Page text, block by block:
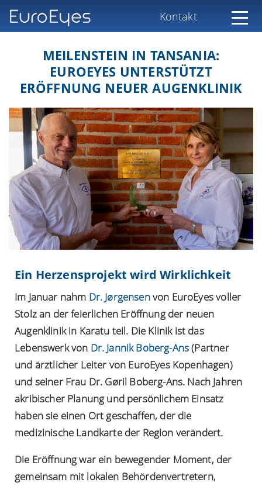
Kontakt
MEILENSTEIN IN TANSANIA:
EUROEYES UNTERSTÜTZT
ERÖFFNUNG NEUER AUGENKLINIK
Ein Herzensprojekt wird Wirklichkeit
Im Januar nahm Dr. Jørgensenvon EuroEyes voller
Stolz an der feierlichen Eröffnung der neuen
Augenklinik in Karatu teil. Die Klinik ist das
Lebenswerk von Dr. Jannik Boberg-Ans(Partner
und ärztlicher Leiter von EuroEyes Kopenhagen)
und seiner Frau Dr. Gøril Boberg-Ans. Nach Jahren
akribischer Planung und persönlichem Einsatz
haben sie einen Ort geschaffen, der die
medizinische Landkarte der Region verändert.
Die Eröffnung war ein bewegender Moment, der
gemeinsam mit lokalen Behördenvertretern,